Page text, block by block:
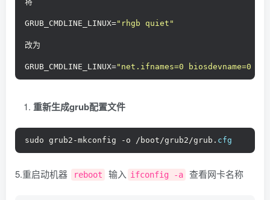
GRUB_CMDLINE_LINUX="rhgb quiet"
改为
GRUB_CMDLINE_LINUX="net.ifnames=0 biosdevname=0
重新生成grub配置文件
sudo grub2-mkconfig -o /boot/grub2/grub. cfg
5.重启动机器 reboot 输入 ifconfig -a 查看网卡名称